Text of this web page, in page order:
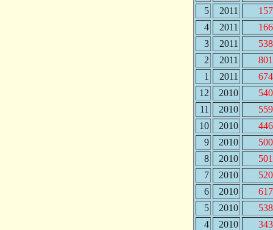
5
2011
157
4
2011
166
3
2011
538
2
2011
801
1
2011
674
12
2010
540
11
2010
559
10
2010
446
9
2010
500
8
2010
501
7
2010
520
6
2010
617
5
2010
538
4
2010
343